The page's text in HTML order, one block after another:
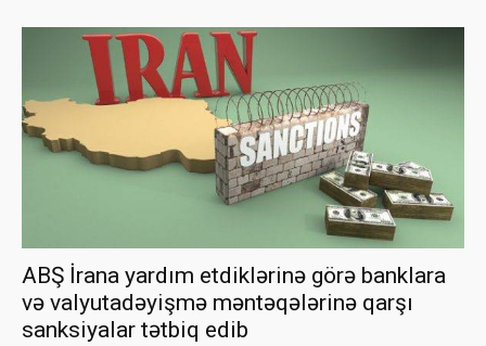
ABŞ İrana yardım etdiklərinə görə banklara
və valyutadəyişmə məntəqələrinə qarşı
sanksiyalar tətbiq edib